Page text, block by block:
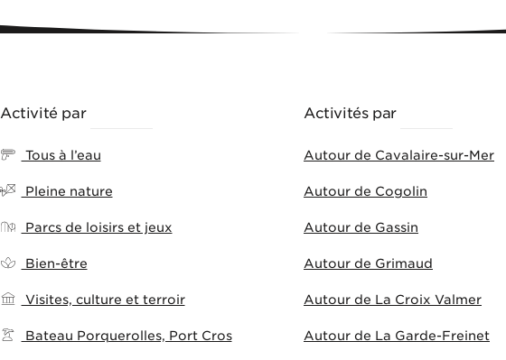
Activité par
Tous à l’eau
Pleine nature
Parcs de loisirs et jeux
Bien-être
Visites, culture et terroir
Bateau Porquerolles, Port Cros
Activités par
Autour de Cavalaire-sur-Mer
Autour de Cogolin
Autour de Gassin
Autour de Grimaud
Autour de La Croix Valmer
Autour de La Garde-Freinet